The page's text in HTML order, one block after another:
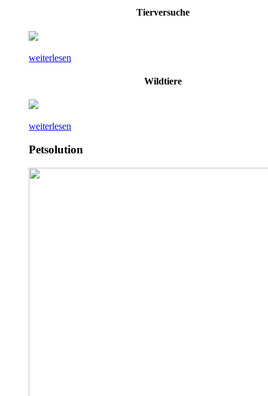
Tierversuche
weiterlesen
Wildtiere
weiterlesen
Petsolution